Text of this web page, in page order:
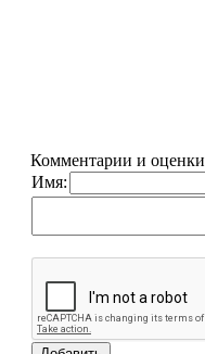
Комментарии и оценки
Имя: